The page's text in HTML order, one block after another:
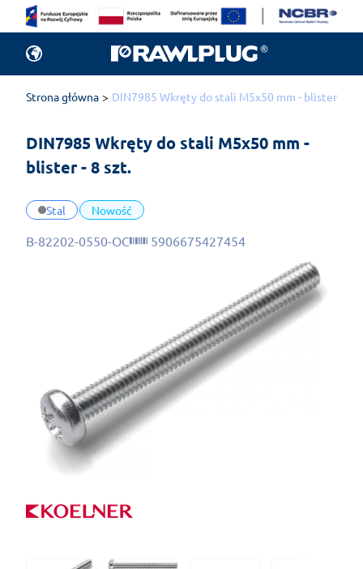
Strona główna DIN7985 Wkręty do stali M5x50 mm - blister - 8
DIN7985 Wkręty do stali M5x50 mm -
blister - 8 szt.
Stal Nowość
B-82202-0550-OC 5906675427454